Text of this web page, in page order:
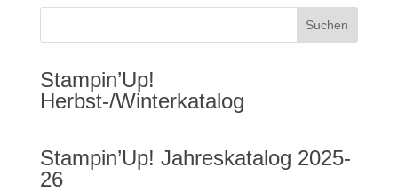
Stampin’Up!
Herbst-/Winterkatalog
Stampin’Up! Jahreskatalog 2025-
26